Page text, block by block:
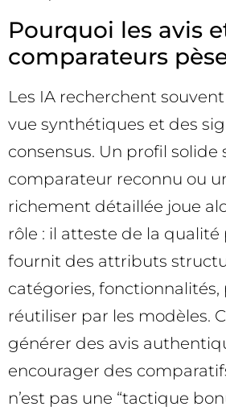
Pourquoi les avis
comparateurs
Les IA recherchent
vue synthétiques et des
consensus. Un profil solide
comparateur reconnu ou
richement détaillée joue
rôle : il atteste de la qualité
fournit des attributs
catégories, fonctionnalités,
réutiliser par les modèles.
générer des avis
encourager des
n’est pas une “tactique